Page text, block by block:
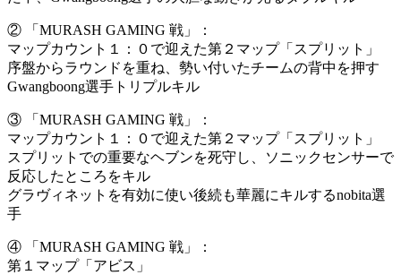
② 「MURASH GAMING 戦」：
マップカウント１：０で迎えた第２マップ「スプリット」
序盤からラウンドを重ね、勢い付いたチームの背中を押す
Gwangboong選手トリプルキル
③ 「MURASH GAMING 戦」：
マップカウント１：０で迎えた第２マップ「スプリット」
スプリットでの重要なヘブンを死守し、ソニックセンサーで
反応したところをキル
グラヴィネットを有効に使い後続も華麗にキルするnobita選
手
④ 「MURASH GAMING 戦」：
第１マップ「アビス」